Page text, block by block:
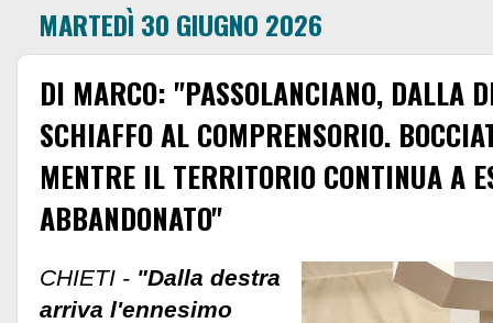
MARTEDÌ 30 GIUGNO 2026
DI MARCO: "PASSOLANCIANO, DALLA
SCHIAFFO AL COMPRENSORIO.
MENTRE IL TERRITORIO CONTINUA A
ABBANDONATO"
CHIETI - "Dalla destra
arriva l'ennesimo